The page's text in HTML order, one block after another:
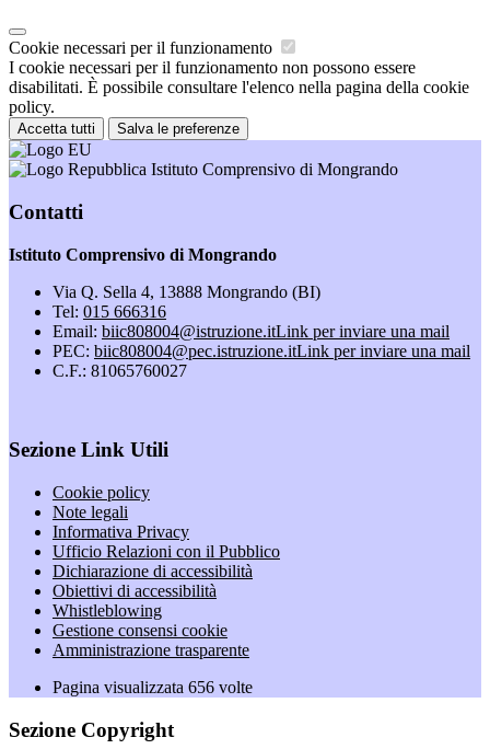
Cookie necessari per il funzionamento
I cookie necessari per il funzionamento non possono essere
disabilitati. È possibile consultare l'elenco nella pagina della cookie
policy.
Accetta tutti Salva le preferenze
Istituto Comprensivo di Mongrando
Contatti
Istituto Comprensivo di Mongrando
Via Q. Sella 4, 13888 Mongrando (BI)
Tel: 015 666316
Email: biic808004@istruzione.itLink per inviare una mail
PEC: biic808004@pec.istruzione.itLink per inviare una mail
C.F.: 81065760027
Sezione Link Utili
Cookie policy
Note legali
Informativa Privacy
Ufficio Relazioni con il Pubblico
Dichiarazione di accessibilità
Obiettivi di accessibilità
Whistleblowing
Gestione consensi cookie
Amministrazione trasparente
Pagina visualizzata 656 volte
Sezione Copyright